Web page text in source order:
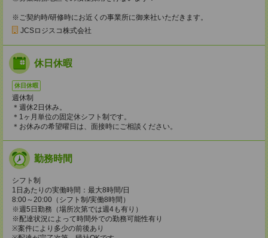
※ご契約時/研修時にお近くの事業所に御来社いただきます。
JCSロジスコ株式会社
休日休暇
休日休暇
週休制
＊週休2日休み。
＊1ヶ月単位の固定休シフト制です。
＊お休みの希望曜日は、面接時にご相談ください。
勤務時間
シフト制
1日あたりの実働時間：最大8時間/日
8:00～20:00（シフト制/実働8時間）
※週5日勤務（場所次第では週4も有り）
※配達状況によって時間外での勤務可能性有り
※案件により多少の前後あり